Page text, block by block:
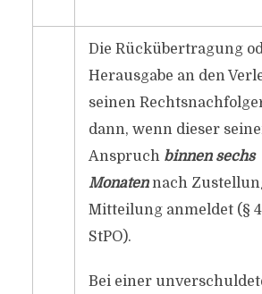
Die Rückübertragung
Herausgabe an den
seinen
dann, wenn dieser
Anspruch binnen sechs
Monatennach
Mitteilung anmeldet (§
StPO).
Bei einer